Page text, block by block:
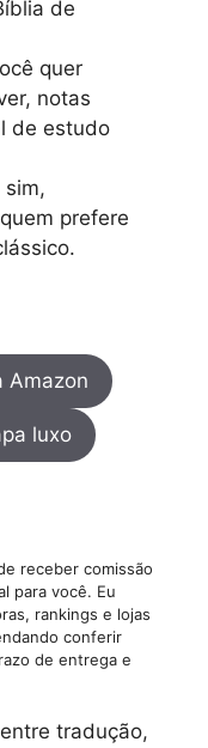
de
quer
notas
de estudo
sim,
prefere
Amazon
luxo
receber comissão
para você. Eu
rankings e lojas
conferir
de entrega e
tradução,